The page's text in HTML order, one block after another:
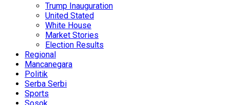
Trump Inauguration
United Stated
White House
Market Stories
Election Results
Regional
Mancanegara
Politik
Serba Serbi
Sports